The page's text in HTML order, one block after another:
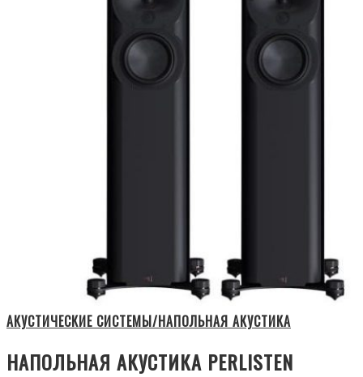
АКУСТИЧЕСКИЕ СИСТЕМЫ/НАПОЛЬНАЯ АКУСТИКА
НАПОЛЬНАЯ АКУСТИКА PERLISTEN